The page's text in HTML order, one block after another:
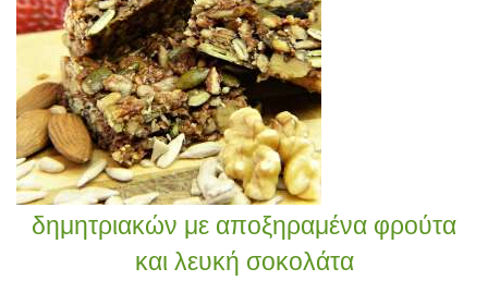
δημητριακών με αποξηραμένα φρούτα
και λευκή σοκολάτα